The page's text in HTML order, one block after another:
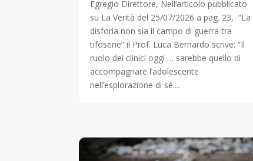
Egregio Direttore, Nell’articolo pubblicato
su La Verità del 25/07/2026 a pag. 23, “La
disforia non sia il campo di guerra tra
tifoserie” il Prof. Luca Bernardo scrive: “Il
ruolo dei clinici oggi … sarebbe quello di
accompagnare l’adolescente
nell’esplorazione di sé....